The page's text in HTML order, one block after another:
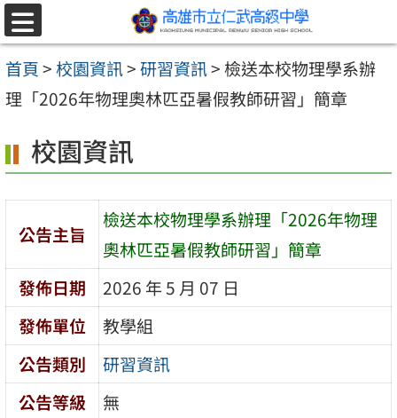
跳至主要內容區
選
單
首頁>校園資訊>研習資訊> 檢送本校物理學系辦
理「2026年物理奧林匹亞暑假教師研習」簡章
校園資訊
公告主旨
檢送本校物理學系辦理「2026年物理
奧林匹亞暑假教師研習」簡章
發佈日期
2026 年 5 月 07 日
發佈單位
教學組
公告類別
研習資訊
公告等級
無